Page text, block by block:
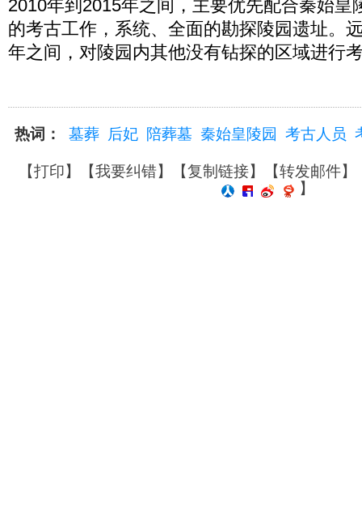
2010年到2015年之间，主要优先配合秦始皇
的考古工作，系统、全面的勘探陵园遗址。
年之间，对陵园内其他没有钻探的区域进行
热词： 墓葬 后妃 陪葬墓 秦始皇陵园 考古人员
【打印】【我要纠错】【复制链接】【转发邮件】
】